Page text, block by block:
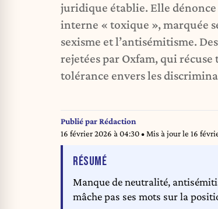
juridique établie. Elle
interne « toxique », marquée
sexisme et l’antisémitisme.
rejetées par Oxfam, qui
tolérance envers les
Publié parRédaction
16 février 2026 à 04:30• Mis à jour le 16
RÉSUMÉDE L'ARTICLE
Manque de neutralité,
mâche pas ses mots sur la